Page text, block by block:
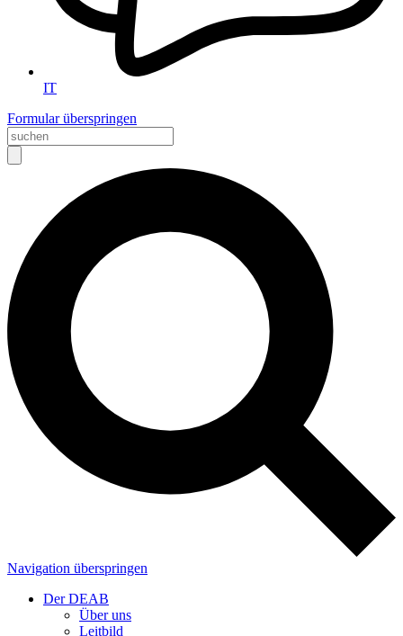
IT
Formular überspringen
Navigation überspringen
Der DEAB
Über uns
Leitbild